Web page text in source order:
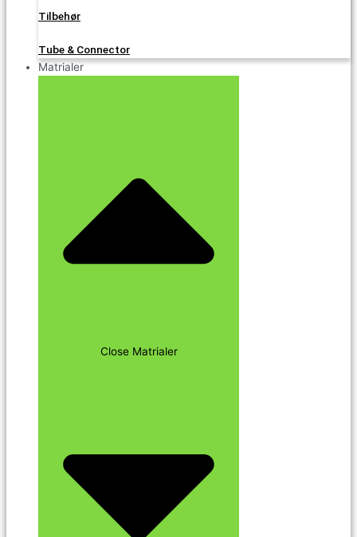
Tilbehør
Tube & Connector
Matrialer
Close Matrialer